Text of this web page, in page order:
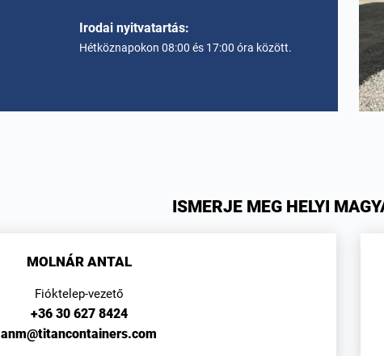
Irodai nyitvatartás:
Hétköznapokon 08:00 és 17:00 óra között.
ISMERJE MEG HELYI
MOLNÁR ANTAL
Fióktelep-vezető
+36 30 627 8424
anm@titancontainers.com